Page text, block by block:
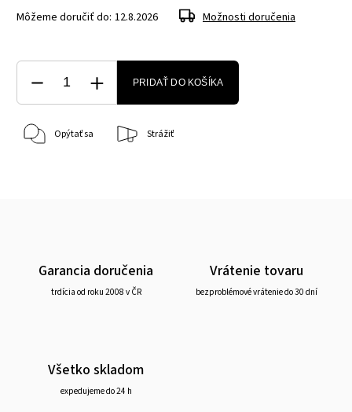
Môžeme doručiť do: 12.8.2026 Možnosti doručenia
PRIDAŤ DO KOŠÍKA
Opýtať sa Strážiť
Garancia doručenia
trdícia od roku 2008 v ČR
Vrátenie tovaru
bezproblémové vrátenie do 30 dní
Všetko skladom
expedujeme do 24 h